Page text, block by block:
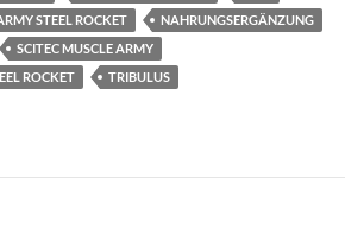
STEEL ROCKET
NAHRUNGSERGÄNZUNG
SCITEC MUSCLE ARMY
ROCKET
TRIBULUS